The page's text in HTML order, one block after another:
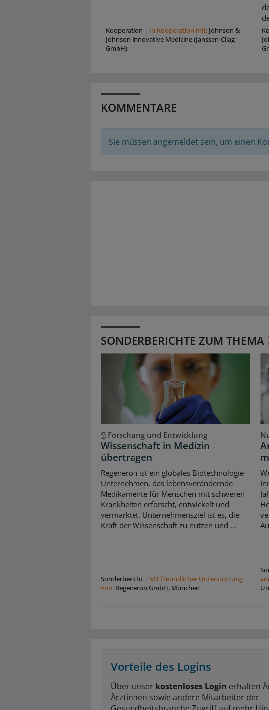
Kooperation | In Kooperation mit: Johnson &
Johnson Innovative Medicine (Janssen-Cilag
GmbH)
KOMMENTARE
Sie müssen angemeldet sein, um einen
SONDERBERICHTE ZUM THEMA
Forschung und Entwicklung
Wissenschaft in Medizin
übertragen
Regeneron ist ein globales Biotechnologie-
Unternehmen, das lebensverändernde
Medikamente für Menschen mit schweren
Krankheiten erforscht, entwickelt und
vermarktet. Unternehmensziel ist es, die
Kraft der Wissenschaft zu nutzen und ...
Sonderbericht | Mit freundlicher Unterstützung
von: Regeneron GmbH, München
Vorteile des Logins
Über unser kostenloses Login erhalten
Ärztinnen sowie andere Mitarbeiter der